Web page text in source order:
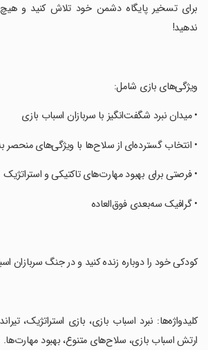
برای تسخیر پایگاه دشمن خود تلاش کنید و
ندهید!
‏ویژگی‌های بازی شامل:
‏• میدان نبرد شگفت‌انگیز با سربازان اسباب بازی
‏• انتخاب گسترده‌ای از سلاح‌ها با ویژگی‌های منحصر
‏• فرصتی برای بهبود مهارت‌های تاکتیکی و استراتژیک
‏• گرافیک سه‌بعدی فوق‌العاده
‏کودکی خود را دوباره زنده کنید و در جنگ سربازان
ارتش اسباب بازی، سلاح‌های متنوع، بهبود مهارت‌ها.